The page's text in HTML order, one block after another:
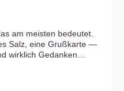
am meisten bedeutet.
Salz, eine Grußkarte —
wirklich Gedanken